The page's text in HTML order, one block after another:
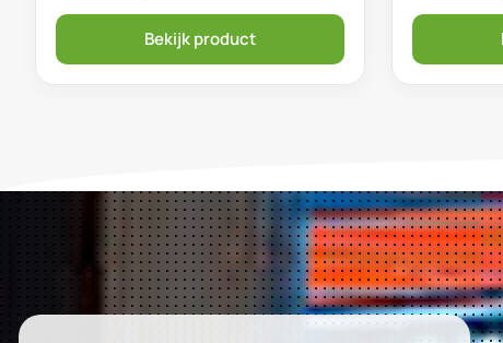
Bekijk product